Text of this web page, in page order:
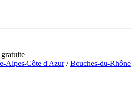
Alpes-Côte d'Azur/Bouches-du-Rhône